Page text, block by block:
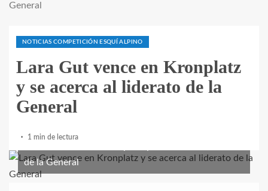
General
NOTICIAS COMPETICIÓN ESQUÍ ALPINO
Lara Gut vence en Kronplatz
y se acerca al liderato de la
General
1 min de lectura
de la General